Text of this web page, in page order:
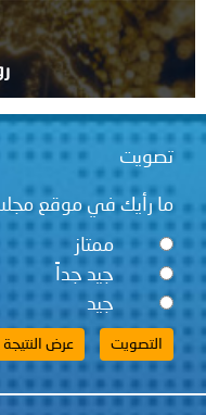
تصويت
ما رأيك في موقع مجلس
ممتاز
جيد جداً
جيد